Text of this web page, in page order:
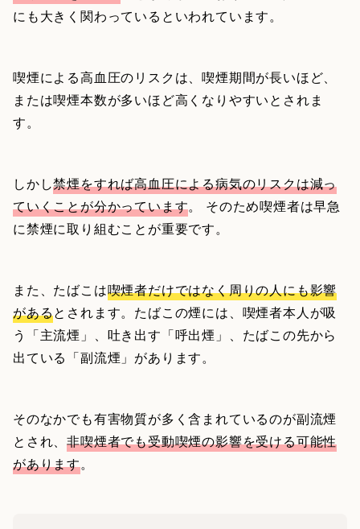
にも大きく関わっているといわれています。
喫煙による高血圧のリスクは、喫煙期間が長いほど、
または喫煙本数が多いほど高くなりやすいとされま
す。
しかし禁煙をすれば高血圧による病気のリスクは減っ
ていくことが分かっています。 そのため喫煙者は早急
に禁煙に取り組むことが重要です。
また、たばこは喫煙者だけではなく周りの人にも影響
があるとされます。たばこの煙には、喫煙者本人が吸
う「主流煙」、吐き出す「呼出煙」、たばこの先から
出ている「副流煙」があります。
そのなかでも有害物質が多く含まれているのが副流煙
とされ、非喫煙者でも受動喫煙の影響を受ける可能性
があります。